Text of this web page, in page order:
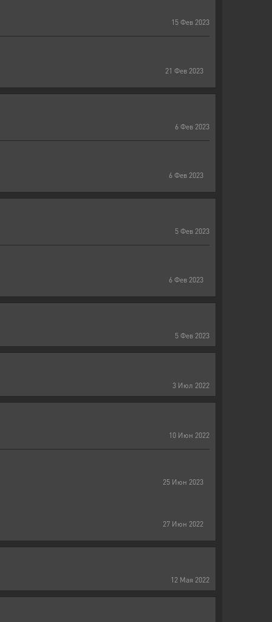
15 Фев 2023
21 Фев 2023
6 Фев 2023
6 Фев 2023
5 Фев 2023
6 Фев 2023
5 Фев 2023
3 Июл 2022
10 Июн 2022
25 Июн 2023
27 Июн 2022
12 Мая 2022